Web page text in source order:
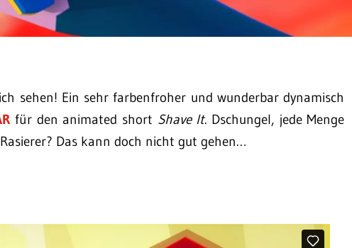
sehen! Ein sehr farbenfroher und wunderbar dynamisch
für den animated short Shave It. Dschungel, jede Menge
Das kann doch nicht gut gehen…